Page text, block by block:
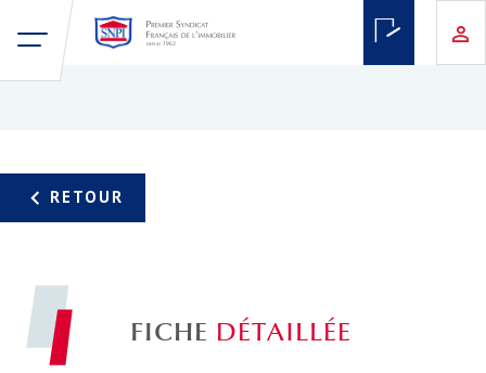
FICHE DÉTAILLÉE